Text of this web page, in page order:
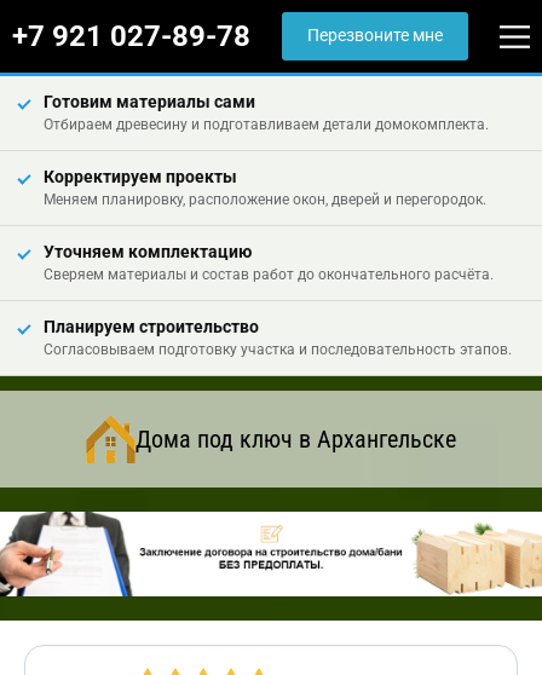
+7 921 027-89-78 Перезвоните мне
Готовим материалы сами
Отбираем древесину и подготавливаем детали домокомплекта.
Корректируем проекты
Меняем планировку, расположение окон, дверей и перегородок.
Уточняем комплектацию
Сверяем материалы и состав работ до окончательного расчёта.
Планируем строительство
Согласовываем подготовку участка и последовательность этапов.
Дома под ключ в Архангельске